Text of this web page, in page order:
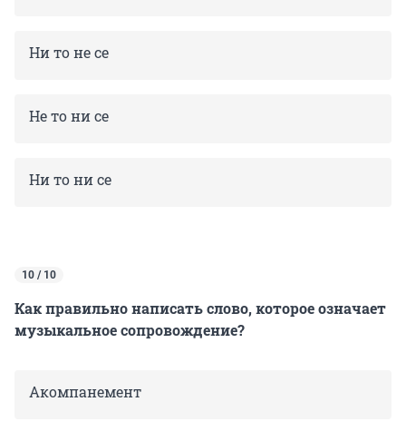
Ни то не се
Не то ни се
Ни то ни се
10 / 10
Как правильно написать слово, которое означает
музыкальное сопровождение?
Акомпанемент